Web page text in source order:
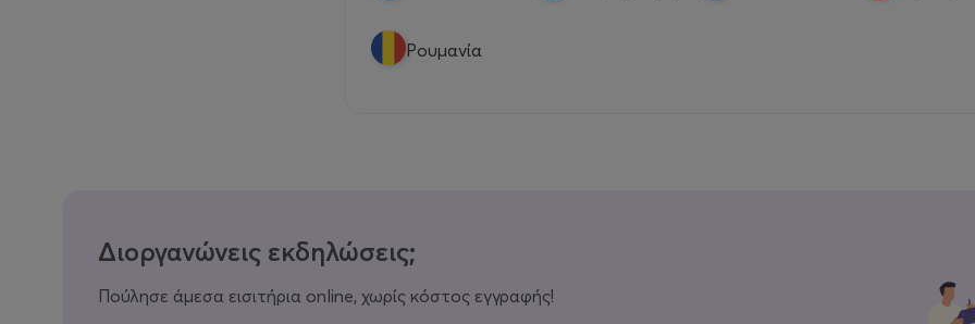
Ρουμανία
Διοργανώνεις εκδηλώσεις;
Πούλησε άμεσα εισιτήρια online, χωρίς κόστος εγγραφής!